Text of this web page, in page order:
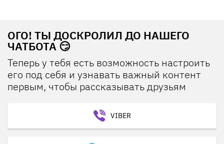
ОГО! ТЫ ДОСКРОЛИЛ ДО НАШЕГО
ЧАТБОТА 😏
Теперь у тебя есть возможность настроить
его под себя и узнавать важный контент
первым, чтобы рассказывать друзьям
VIBER